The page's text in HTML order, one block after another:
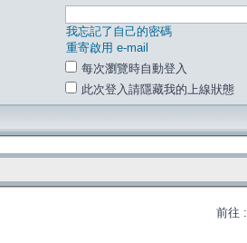
我忘記了自己的密碼
重寄啟用 e-mail
每次瀏覽時自動登入
此次登入請隱藏我的上線狀態
前往 :